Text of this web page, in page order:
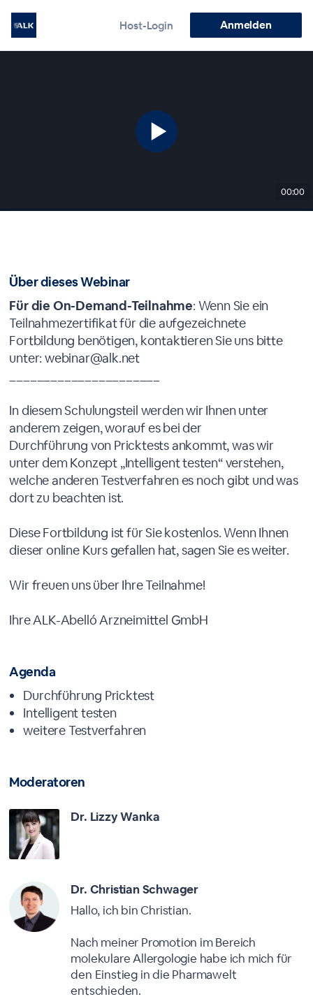
Host-Login Anmelden
00:00
Über dieses Webinar
Für die On-Demand-Teilnahme: Wenn Sie ein
Teilnahmezertifikat für die aufgezeichnete
Fortbildung benötigen, kontaktieren Sie uns bitte
unter: webinar@alk.net
In diesem Schulungsteil werden wir Ihnen unter
anderem zeigen, worauf es bei der
Durchführung von Pricktests ankommt, was wir
unter dem Konzept „Intelligent testen“ verstehen,
welche anderen Testverfahren es noch gibt und was
dort zu beachten ist.
Diese Fortbildung ist für Sie kostenlos. Wenn Ihnen
dieser online Kurs gefallen hat, sagen Sie es weiter.
Wir freuen uns über Ihre Teilnahme!
Ihre ALK-Abelló Arzneimittel GmbH
Agenda
Durchführung Pricktest
Intelligent testen
weitere Testverfahren
Moderatoren
Dr. Lizzy Wanka
Dr. Christian Schwager
Hallo, ich bin Christian.
Nach meiner Promotion im Bereich
molekulare Allergologie habe ich mich für
den Einstieg in die Pharmawelt
entschieden.